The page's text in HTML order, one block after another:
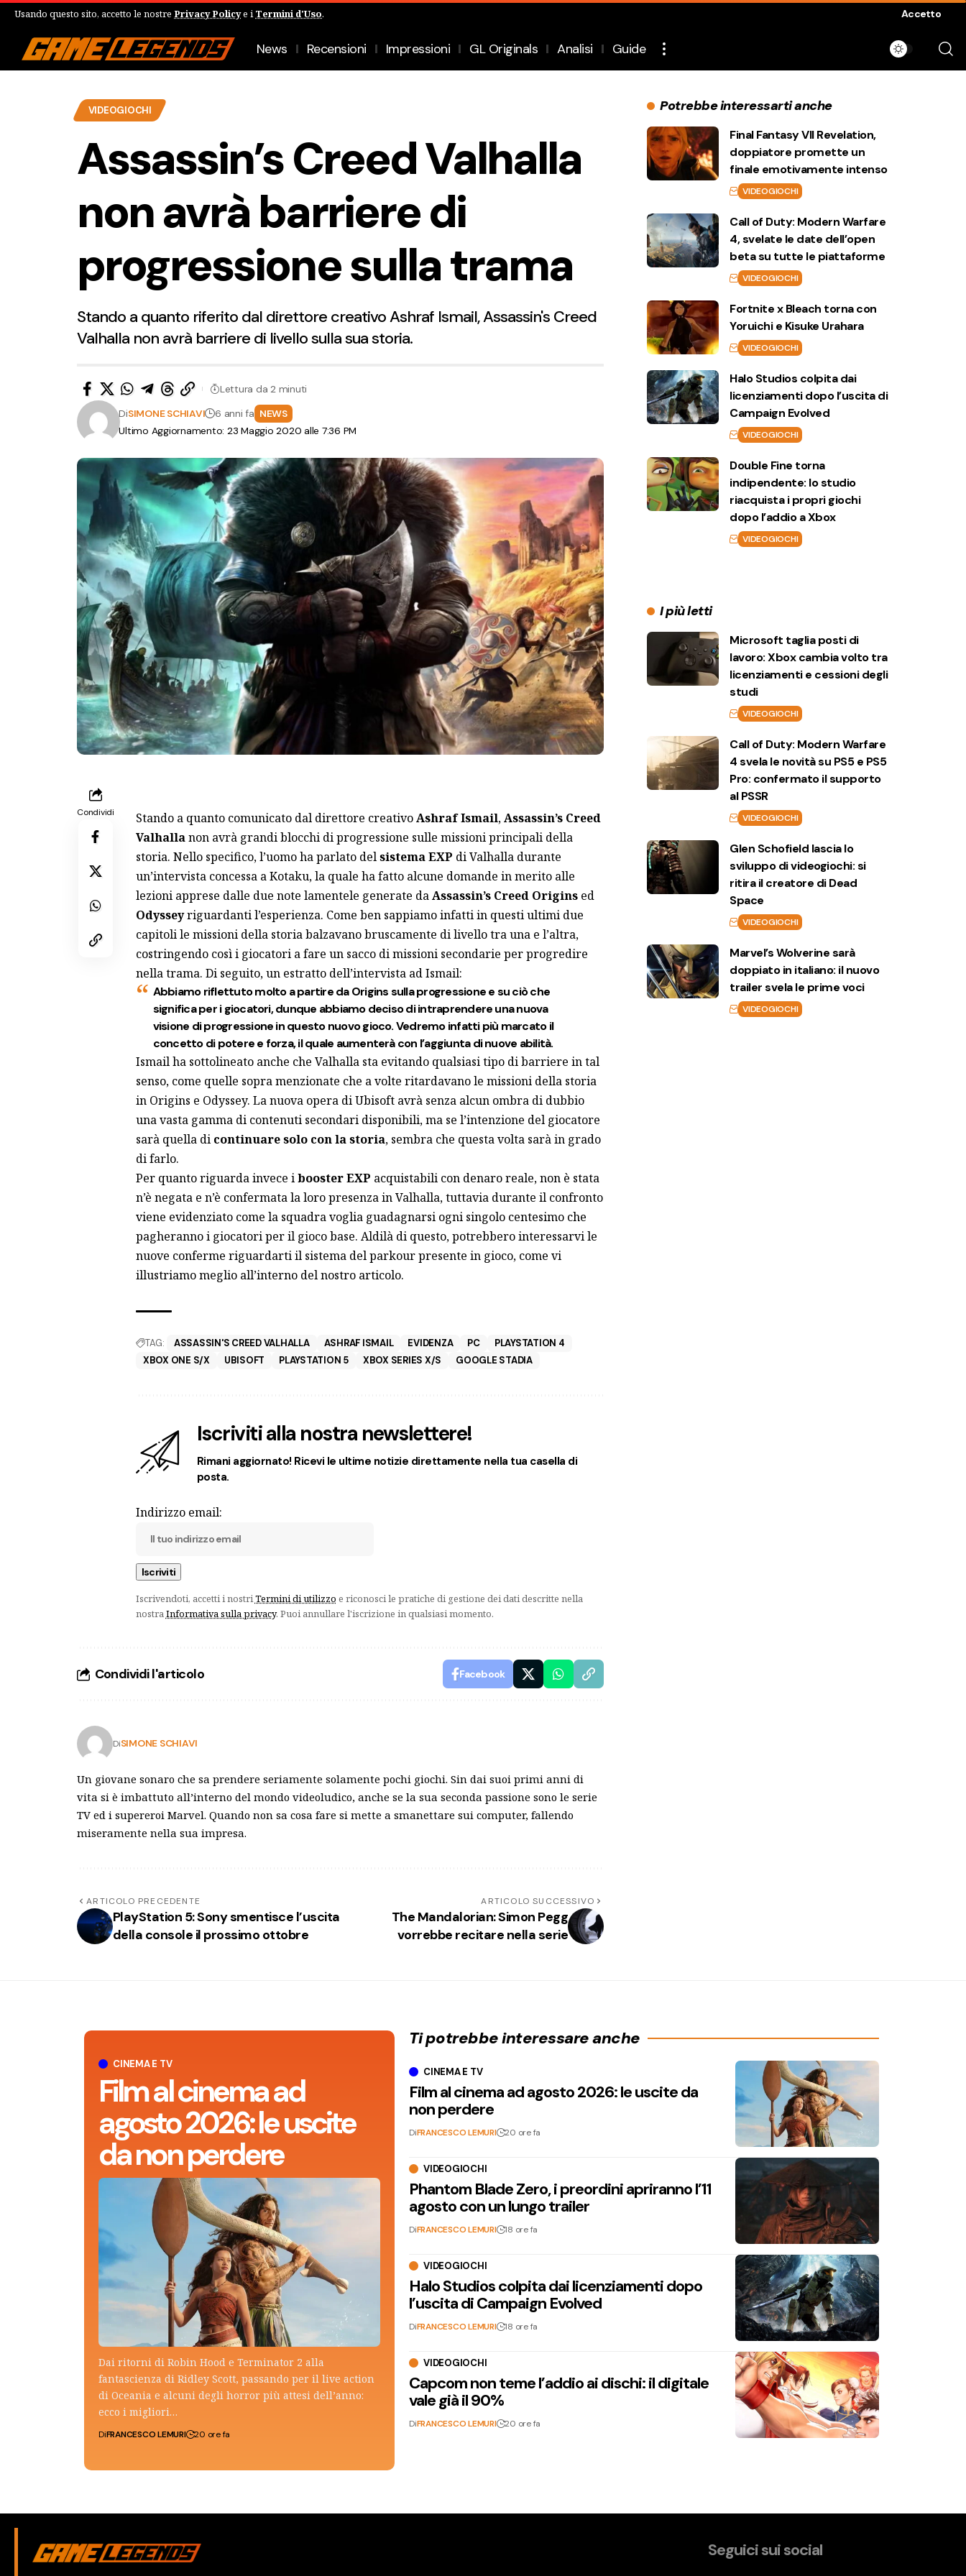
Usando questo sito, accetto le nostre Privacy Policye i Termini d'Uso. Accetto
News Recensioni Impressioni GL Originals Analisi Guide
VIDEOGIOCHI
Assassin’s Creed Valhalla
non avrà barriere di
progressione sulla trama
Stando a quanto riferito dal direttore creativo Ashraf Ismail, Assassin's Creed
Valhalla non avrà barriere di livello sulla sua storia.
Ultimo Aggiornamento: 23 Maggio 2020 alle 7:36 PM
DiSIMONE SCHIAVI 6 anni fa NEWS
Lettura da 2 minuti
Condividi Stando a quanto comunicato dal direttore creativoAshraf Ismail,Assassin’s Creed
Valhallanon avrà grandi blocchi di progressione sulle missioni principali della
storia. Nello specifico, l’uomo ha parlato delsistema EXP di Valhalla durante
un’intervista concessa a Kotaku, la quale ha fatto alcune domande in merito alle
lezioni apprese dalle due note lamentele generate daAssassin’s Creed Originsed
Odysseyriguardanti l’esperienza. Come ben sappiamo infatti in questi ultimi due
capitoli le missioni della storia balzavano bruscamente di livello tra una e l’altra,
costringendo così i giocatori a fare un sacco di missioni secondarie per progredire
nella trama. Di seguito, un estratto dell’intervista ad Ismail:
Abbiamo riflettuto molto a partire da Origins sulla progressione e su ciò che
significa per i giocatori, dunque abbiamo deciso di intraprendere una nuova
visione di progressione in questo nuovo gioco. Vedremo infatti più marcato il
concetto di potere e forza, il quale aumenterà con l’aggiunta di nuove abilità.
Ismail ha sottolineato anche che Valhalla sta evitando qualsiasi tipo di barriere in tal
senso, come quelle sopra menzionate che a volte ritardavano le missioni della storia
in Origins e Odyssey. La nuova opera diUbisoft avrà senza alcun ombra di dubbio
una vasta gamma di contenuti secondari disponibili, ma se l’intenzione del giocatore
sarà quella di continuare solo con la storia, sembra che questa volta sarà in grado
di farlo.
Per quanto riguarda invece ibooster EXP acquistabili con denaro reale, non è stata
n’è negata e n’è confermata la loro presenza in Valhalla, tuttavia durante il confronto
viene evidenziato come la squadra voglia guadagnarsi ogni singolo centesimo che
pagheranno i giocatori per il gioco base. Aldilà di questo, potrebbero interessarvi le
nuove conferme riguardarti il sistema del parkour presente in gioco, come vi
illustriamo meglio all’interno delnostro articolo.
TAG: ASSASSIN'S CREED VALHALLA ASHRAF ISMAIL EVIDENZA PC
PLAYSTATION 4
XBOX ONE S/X
UBISOFT PLAYSTATION 5 XBOX SERIES X/S GOOGLE STADIA
Iscriviti alla nostra newslettere!
Rimani aggiornato! Ricevi le ultime notizie direttamente nella tua casella di
posta.
Indirizzo email:
Iscrivendoti, accetti i nostriTermini di utilizzo e riconosci le pratiche di gestione dei dati descritte nella
nostraInformativa sulla privacy. Puoi annullare l'iscrizione in qualsiasi momento.
Condividi l'articolo Facebook
DiSIMONE SCHIAVI
Un giovane sonaro che sa prendere seriamente solamente pochi giochi. Sin dai suoi primi anni di
vita si è imbattuto all’interno del mondo videoludico, anche se la sua seconda passione sono le serie
TV ed i supereroi Marvel. Quando non sa cosa fare si mette a smanettare sui computer, fallendo
miseramente nella sua impresa.
ARTICOLO PRECEDENTE
PlayStation 5: Sony smentisce l’uscita
della console il prossimo ottobre
ARTICOLO SUCCESSIVO
The Mandalorian: Simon Pegg
vorrebbe recitare nella serie
Potrebbe interessarti anche
Final Fantasy VII Revelation,
doppiatore promette un
finale emotivamente intenso
VIDEOGIOCHI
Call of Duty: Modern Warfare
4, svelate le date dell’open
beta su tutte le piattaforme
VIDEOGIOCHI
Fortnite x Bleach torna con
Yoruichi e Kisuke Urahara
VIDEOGIOCHI
Halo Studios colpita dai
licenziamenti dopo l’uscita di
Campaign Evolved
VIDEOGIOCHI
Double Fine torna
indipendente: lo studio
riacquista i propri giochi
dopo l’addio a Xbox
VIDEOGIOCHI
I più letti
Microsoft taglia posti di
lavoro: Xbox cambia volto tra
licenziamenti e cessioni degli
studi
VIDEOGIOCHI
Call of Duty: Modern Warfare
4 svela le novità su PS5 e PS5
Pro: confermato il supporto
al PSSR
VIDEOGIOCHI
Glen Schofield lascia lo
sviluppo di videogiochi: si
ritira il creatore di Dead
Space
VIDEOGIOCHI
Marvel’s Wolverine sarà
doppiato in italiano: il nuovo
trailer svela le prime voci
VIDEOGIOCHI
CINEMA E TV
Film al cinema ad
agosto 2026: le uscite
da non perdere
Dai ritorni di Robin Hood e Terminator 2 alla
fantascienza di Ridley Scott, passando per il live action
di Oceania e alcuni degli horror più attesi dell’anno:
ecco i migliori…
DiFRANCESCO LEMURI 20 ore fa
Ti potrebbe interessare anche
CINEMA E TV
Film al cinema ad agosto 2026: le uscite da
non perdere
DiFRANCESCO LEMURI 20 ore fa
VIDEOGIOCHI
Phantom Blade Zero, i preordini apriranno l’11
agosto con un lungo trailer
DiFRANCESCO LEMURI 18 ore fa
VIDEOGIOCHI
Halo Studios colpita dai licenziamenti dopo
l’uscita di Campaign Evolved
DiFRANCESCO LEMURI 18 ore fa
VIDEOGIOCHI
Capcom non teme l’addio ai dischi: il digitale
vale già il 90%
DiFRANCESCO LEMURI 20 ore fa
Seguici sui social